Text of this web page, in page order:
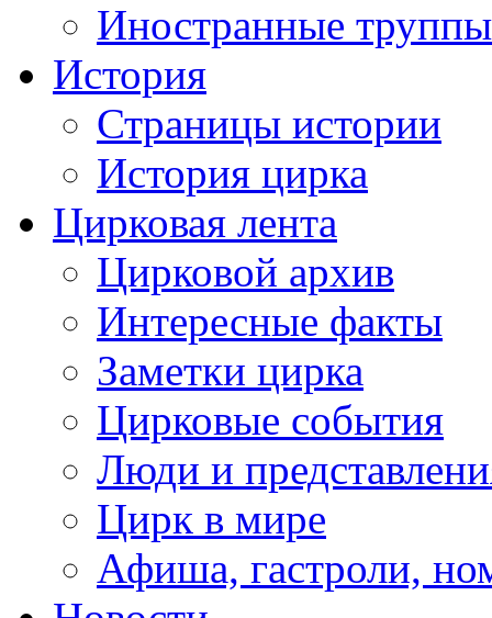
Иностранные труппы
История
Страницы истории
История цирка
Цирковая лента
Цирковой архив
Интересные факты
Заметки цирка
Цирковые события
Люди и
Цирк в мире
Афиша, гастроли,